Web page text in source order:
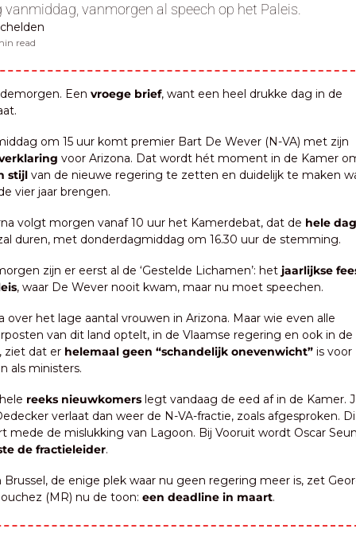
vanmorgen al speech op het Paleis.
read
Een vroege brief, want een heel drukke dag in de
voor Arizona. Dat wordt hét moment in de Kamer
stijl van de nieuwe regering te zetten en duidelijk te maken
vier jaar brengen.
volgt morgen vanaf 10 uur het Kamerdebat, dat de hele
duren, met donderdagmiddag om 16.30 uur de stemming.
zijn er eerst al de ‘Gestelde Lichamen’: het jaarlijkse
, waar De Wever nooit kwam, maar nu moet speechen.
over het lage aantal vrouwen in Arizona. Maar wie even alle
van dit land optelt, in de Vlaamse regering en ook in de
ziet dat er helemaal geen “schandelijk onevenwicht” is voor
als ministers.
reeks nieuwkomers legt vandaag de eed af in de Kamer.
verlaat dan weer de N-VA-fractie, zoals afgesproken.
mede de mislukking van Lagoon. Bij Vooruit wordt Oscar
de fractieleider.
de enige plek waar nu geen regering meer is, zet
(MR) nu de toon: een deadline in maart.